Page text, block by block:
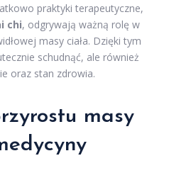
praktyki terapeutyczne,
chi, odgrywają ważną rolę w
masy ciała. Dzięki tym
schudnąć, ale również
oraz stan zdrowia.
masy